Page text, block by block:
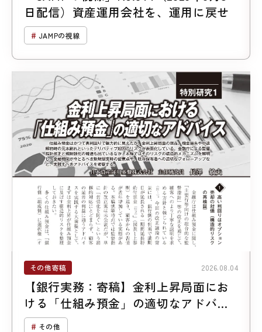
日配信）資産運用会社を、運用に戻せ
JAMPの視線
その他寄稿 2026.08.04
【銀行実務：寄稿】金利上昇局面にお
ける「仕組み預金」の適切なアドバイ
ス その他